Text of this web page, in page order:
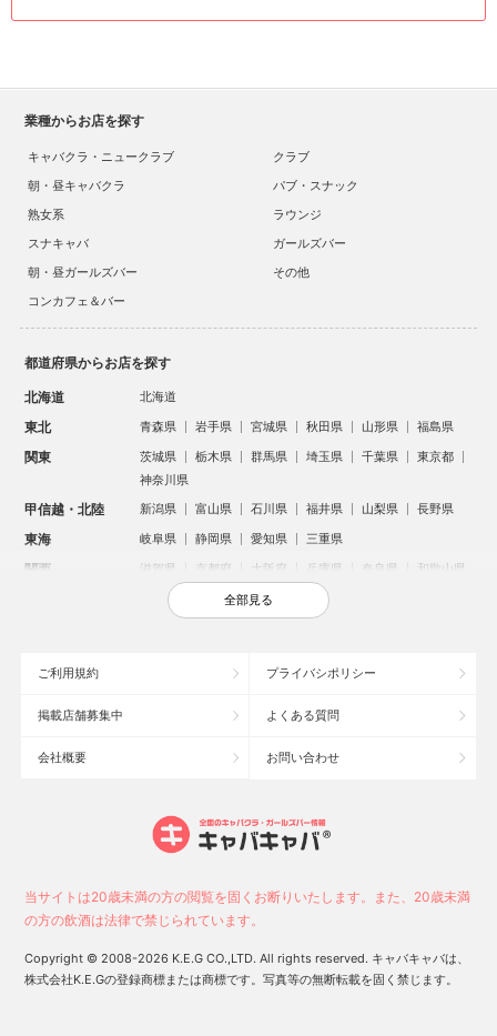
業種からお店を探す
キャバクラ・ニュークラブ
クラブ
朝・昼キャバクラ
パブ・スナック
熟女系
ラウンジ
スナキャバ
ガールズバー
朝・昼ガールズバー
その他
コンカフェ＆バー
都道府県からお店を探す
北海道 北海道
東北 青森県 岩手県 宮城県 秋田県 山形県 福島県
関東 茨城県 栃木県 群馬県 埼玉県 千葉県
東京都
神奈川県
甲信越・北陸 新潟県 富山県 石川県 福井県 山梨県 長野県
東海 岐阜県 静岡県 愛知県 三重県
関西 滋賀県 京都府 大阪府 兵庫県 奈良県 和歌山県
鳥取県 島根県 岡山県 広島県
沖縄県
大宮のキャバクラ
新潟市のキャバクラ
池袋駅（西口）のキャバクラ
宇都宮市のキャバクラ
全部見る
ご利用規約 プライバシポリシー
掲載店舗募集中 よくある質問
会社概要 お問い合わせ
当サイトは20歳未満の方の閲覧を固くお断りいたします。また、20歳未満
の方の飲酒は法律で禁じられています。
Copyright © 2008-2026 K.E.G CO.,LTD. All rights reserved. キャバキャバは、
株式会社K.E.Gの登録商標または商標です。写真等の無断転載を固く禁じます。